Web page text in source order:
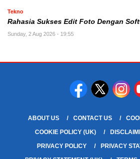
Tekno
Rahasia Sukses Edit Foto Dengan
Sunday, 2 Aug 2026 - 19:55
ABOUT US CONTACT US
COOKIE POLICY (UK)
PRIVACY POLICY
PRIVACY